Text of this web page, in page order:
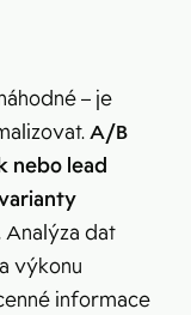
– je
A/B
nebo lead
Analýza dat
výkonu
informace